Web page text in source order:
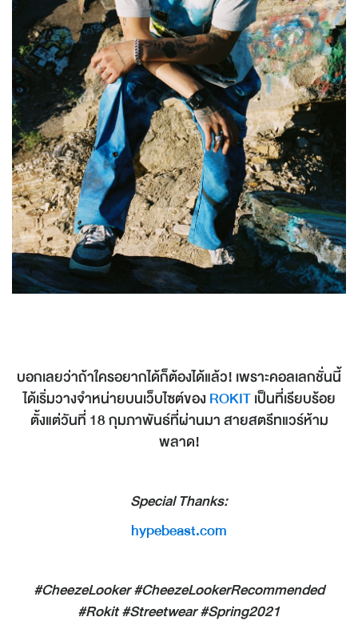
บอกเลยว่าถ้าใครอยากได้ก็ต้องได้แล้ว! เพราะคอลเลกชั่นนี้
ได้เริ่มวางจำหน่ายบนเว็บไซต์ของROKITเป็นที่เรียบร้อย
ตั้งแต่วันที่ 18 กุมภาพันธ์ที่ผ่านมา สายสตรีทแวร์ห้าม
พลาด!
Special Thanks:
hypebeast.com
#CheezeLooker #CheezeLookerRecommended
#Rokit #Streetwear #Spring2021